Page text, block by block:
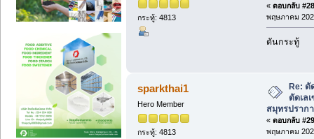
กระทู้: 4813
« ตอบกลับ
พฤษภาคม
ดันกระทู้
sparkthai1
Hero Member
กระทู้: 4813
Re: ตั
ตัดเล
สมุทรปราก
« ตอบกลับ
พฤษภาคม